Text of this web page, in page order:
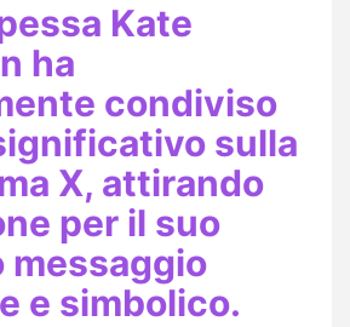
Kate
ha
condiviso
sulla
X, attirando
per il suo
messaggio
e simbolico.